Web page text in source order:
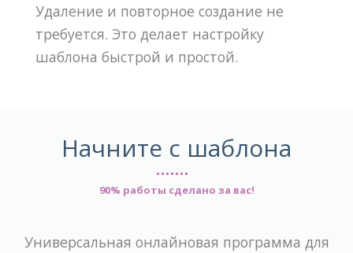
Удаление и повторное создание не
требуется. Это делает настройку
шаблона быстрой и простой.
Начните с шаблона
90% работы сделано за вас!
Универсальная онлайновая программа для